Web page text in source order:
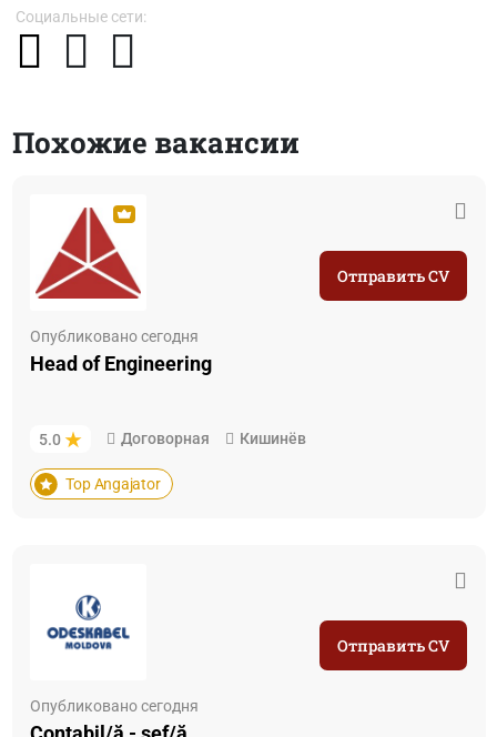
Социальные сети:
Похожие вакансии
Опубликовано сегодня
Head of Engineering
5.0 Договорная Кишинёв
Top Angajator
Отправить CV
Опубликовано сегодня
Отправить CV